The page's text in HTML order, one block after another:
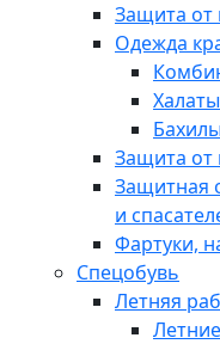
Защита от
Одежда
Бахилы
Защита от
Защитная
и
Фартуки,
Спецобувь
Летняя